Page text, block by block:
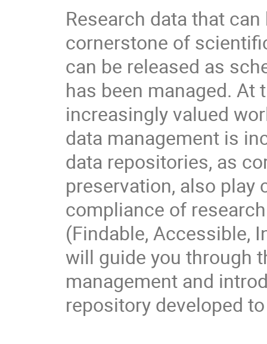
Research data that
cornerstone of
can be released as
has been managed.
increasingly valued
data management is
data repositories, as
preservation, also
compliance of
(Findable, Accessible,
will guide you through
management and
repository developed